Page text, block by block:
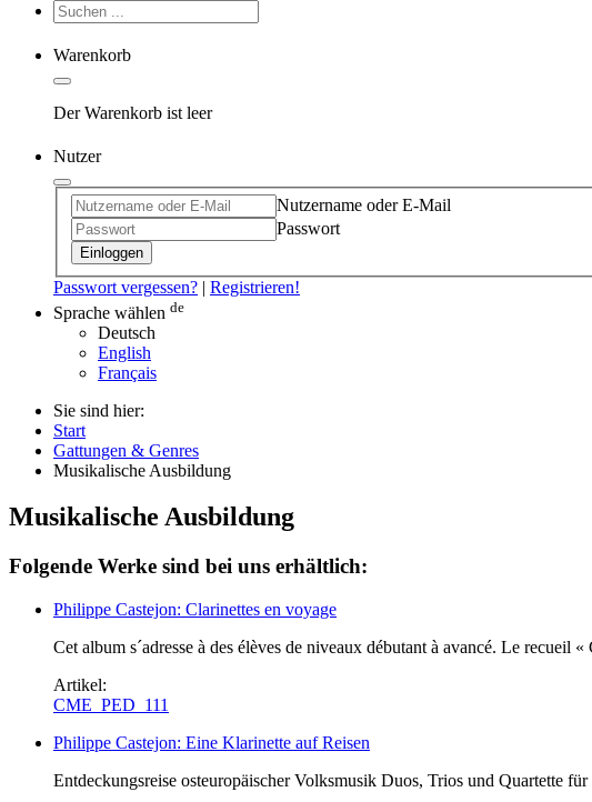
Warenkorb
Der Warenkorb ist leer
Nutzer
Nutzername oder E-Mail
Passwort
Einloggen
Passwort vergessen? | Registrieren!
Sprache wählen de
Deutsch
English
Français
Sie sind hier:
Start
Gattungen & Genres
Musikalische Ausbildung
Musikalische Ausbildung
Folgende Werke sind bei uns erhältlich:
Philippe Castejon: Clarinettes en voyage
Cet album s´adresse à des élèves de niveaux débutant à avancé. Le recueil
Artikel:
CME_PED_111
Philippe Castejon: Eine Klarinette auf Reisen
Entdeckungsreise osteuropäischer Volksmusik Duos, Trios und Quartette